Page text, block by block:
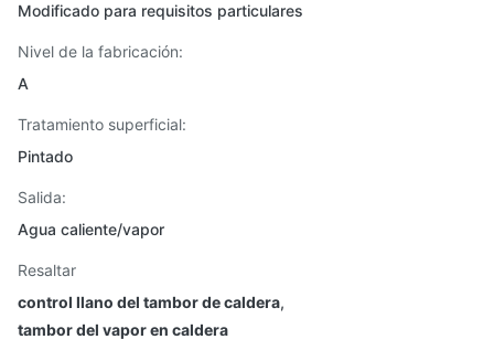
Modificado para requisitos particulares
Nivel de la fabricación:
A
Tratamiento superficial:
Pintado
Salida:
Agua caliente/vapor
Resaltar
control llano del tambor de caldera,
tambor del vapor en caldera